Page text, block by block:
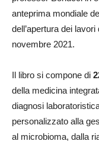
anteprima mondiale
dell’apertura dei lavori
novembre 2021.
Il libro si compone di
della medicina
diagnosi
personalizzato alla
al microbioma, dalla